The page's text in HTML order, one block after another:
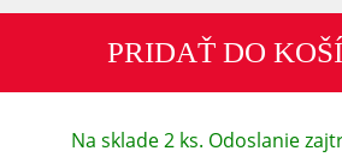
PRIDAŤ DO
Na sklade 2 ks. Odoslanie